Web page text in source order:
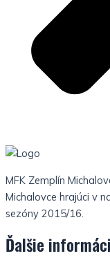
MFK Zemplín
Michalovce hrajúci v
sezóny 2015/16.
Ďalšie